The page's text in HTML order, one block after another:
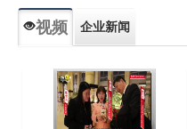
视频 企业新闻